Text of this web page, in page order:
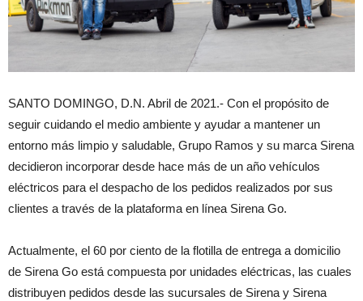
SANTO DOMINGO, D.N. Abril de 2021.- Con el propósito de
seguir cuidando el medio ambiente y ayudar a mantener un
entorno más limpio y saludable, Grupo Ramos y su marca Sirena
decidieron incorporar desde hace más de un año vehículos
eléctricos para el despacho de los pedidos realizados por sus
clientes a través de la plataforma en línea Sirena Go.
Actualmente, el 60 por ciento de la flotilla de entrega a domicilio
de Sirena Go está compuesta por unidades eléctricas, las cuales
distribuyen pedidos desde las sucursales de Sirena y Sirena